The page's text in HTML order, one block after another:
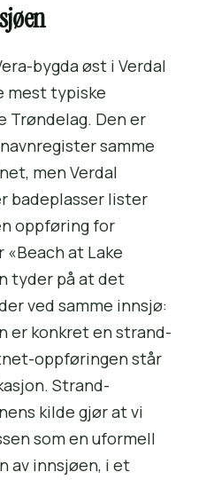
bygda øst i Verdal
mest typiske
Trøndelag. Den er
samme
men Verdal
badeplasser lister
oppføring for
«Beach at Lake
tyder på at det
ved samme innsjø:
er konkret en strand-
oppføringen står
Strand-
kilde gjør at vi
som en uformell
av innsjøen, i et